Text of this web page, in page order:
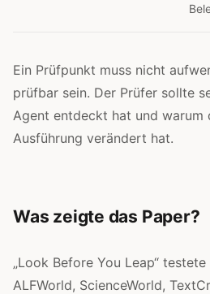
Ein Prüfpunkt muss nicht
prüfbar sein. Der Prüfer sollte
Agent entdeckt hat und warum
Ausführung verändert hat.
Was zeigte das Paper?
„Look Before You Leap“
ALFWorld, ScienceWorld,